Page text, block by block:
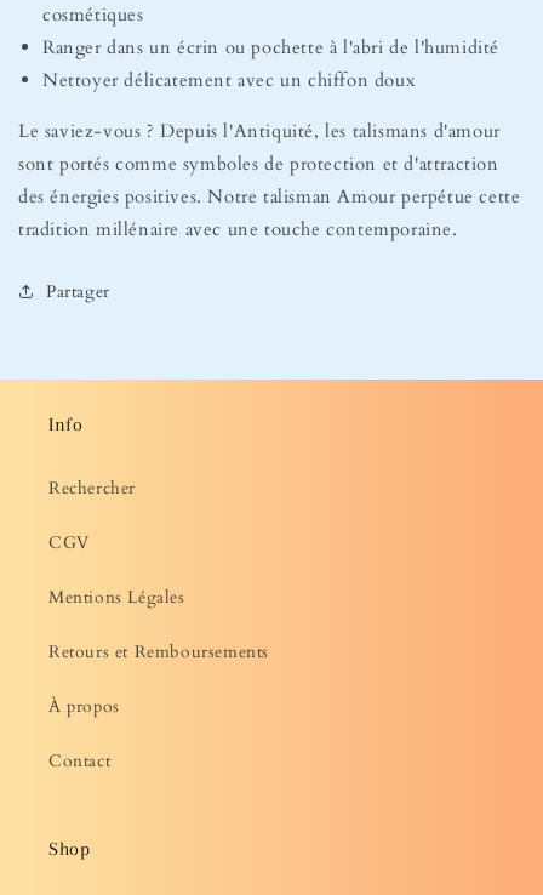
cosmétiques
Ranger dans un écrin ou pochette à l'abri de l'humidité
Nettoyer délicatement avec un chiffon doux
Le saviez-vous ? Depuis l'Antiquité, les talismans d'amour
sont portés comme symboles de protection et d'attraction
des énergies positives. Notre talisman Amour perpétue cette
tradition millénaire avec une touche contemporaine.
Partager
Info
Rechercher
CGV
Mentions Légales
Retours et Remboursements
À propos
Contact
Shop